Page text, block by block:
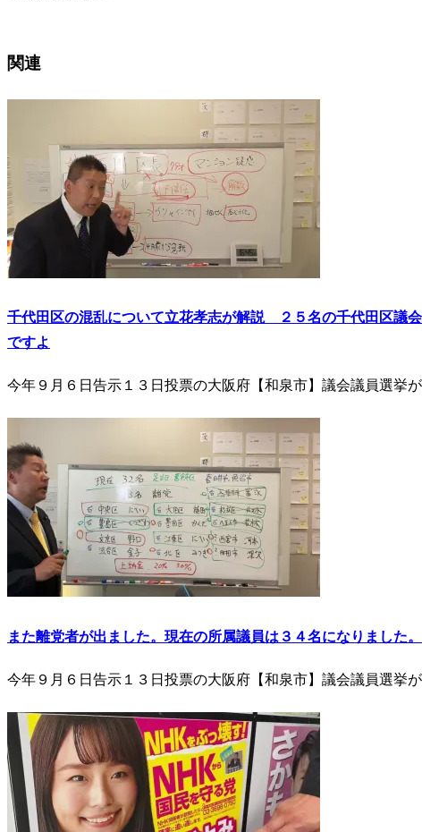
関連
千代田区の混乱について立花孝志が解説 ２５名の千代田区議
ですよ
今年９月６日告示１３日投票の大阪府【和泉市】議会議員選挙
また離党者が出ました。現在の所属議員は３４名になりました。
今年９月６日告示１３日投票の大阪府【和泉市】議会議員選挙